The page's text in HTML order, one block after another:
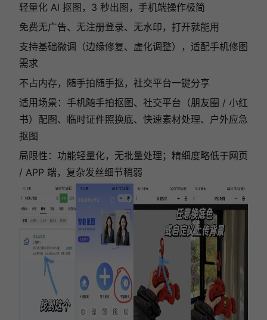
轻量化 AI 抠图，3 秒出图，手机端操作极简
免费无广告、无注册登录、无水印，打开就能用
支持基础微调（边缘修复、虚化调整），适配手机修图
需求
不占内存，随手拍随手抠，社交平台一键分享
适用场景：手机随手拍抠图、社交平台（朋友圈 / 小红
书）配图、临时证件照换底、快速素材处理、户外应急
抠图
局限性：功能轻量化，无批量处理；精细度略低于网页
/ APP 端，复杂发丝细节稍弱